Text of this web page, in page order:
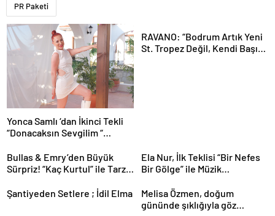
PR Paketi
Yonca Samlı ‘dan İkinci Tekli
“Donacaksın Sevgilim “
RAVANO: “Bodrum Artık Yeni
St. Tropez Değil, Kendi Başına
Bullas & Emry’den Büyük
Sürpriz! “Kaç Kurtul” ile Tarz
Ela Nur, İlk Teklisi “Bir Nefes
Bir Gölge” ile Müzik
Şantiyeden Setlere ; İdil Elma
Melisa Özmen, doğum
gününde şıklığıyla göz